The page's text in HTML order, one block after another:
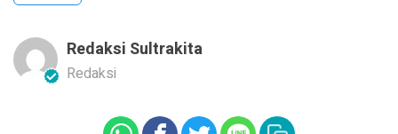
Redaksi Sultrakita
Redaksi